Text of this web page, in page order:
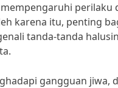
perilaku
karena itu, penting
tanda-tanda
gangguan jiwa,